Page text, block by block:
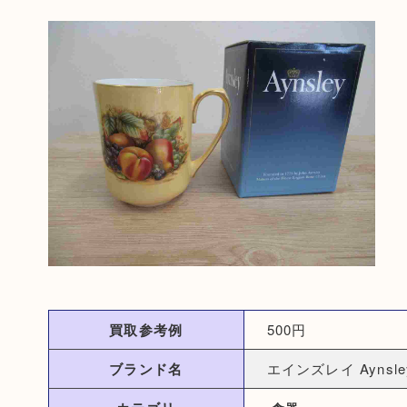
買取参考例 500円
ブランド名 エインズレイ